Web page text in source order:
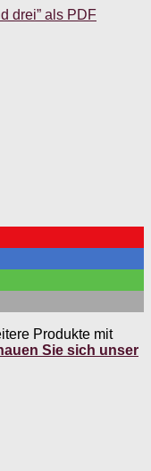
drei” als PDF
Produkte mit
Sie sich unser